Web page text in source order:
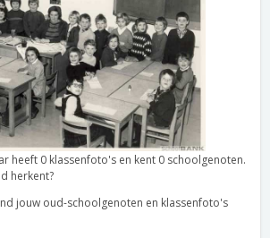
heeft 0 klassenfoto's en kent 0 schoolgenoten.
herkent?
jouw oud-schoolgenoten en klassenfoto's